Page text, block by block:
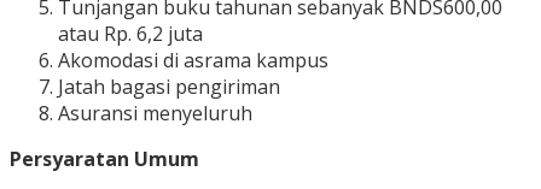
Tunjangan buku tahunan sebanyak BNDS600,00
atau Rp. 6,2 juta
Akomodasi di asrama kampus
Jatah bagasi pengiriman
Asuransi menyeluruh
Persyaratan Umum